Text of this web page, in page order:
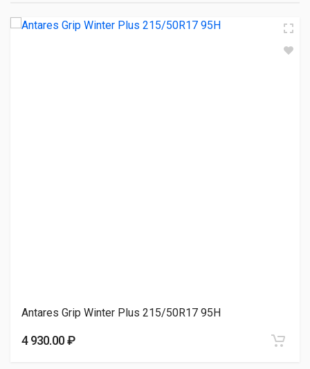
Viatti Brina Nordico V-522 215/50R17 91T
Antares Grip Winter Plus 215/50R17 95H
4 930.00 ₽